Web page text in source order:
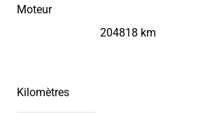
Moteur
Kilomètres
204818 km